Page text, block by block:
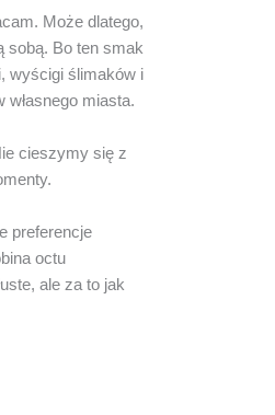
Może dlatego,
sobą. Bo ten smak
wyścigi ślimaków i
własnego miasta.
cieszymy się z
preferencje
octu
ale za to jak